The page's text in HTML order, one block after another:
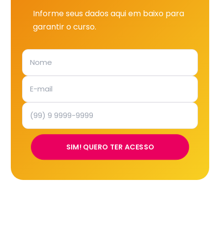
Informe seus dados aqui em baixo para
garantir o curso.
SIM! QUERO TER ACESSO